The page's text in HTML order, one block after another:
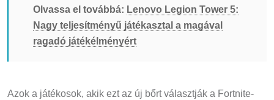
Olvassa el továbbá: Lenovo Legion Tower 5:
Nagy teljesítményű játékasztal a magával
ragadó játékélményért
Azok a játékosok, akik ezt az új bőrt választják a Fortnite-